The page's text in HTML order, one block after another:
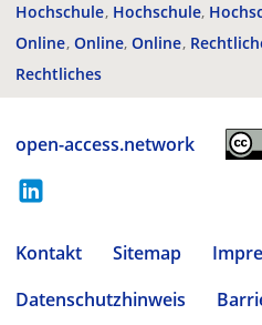
Hochschule Hochschule
Online Online Online
Rechtliches
open-access.network
Kontakt Sitemap
Datenschutzhinweis